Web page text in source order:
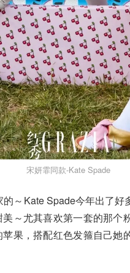
宋妍霏同款-Kate Spade
～Kate Spade今年出了
～尤其喜欢第一套的那个
果，搭配红色发箍自己她